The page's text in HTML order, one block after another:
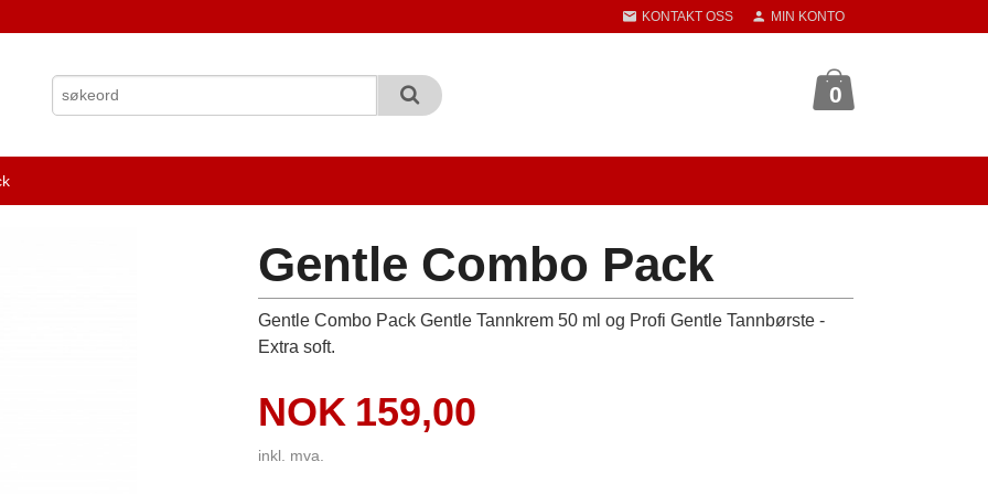
KONTAKT OSS MIN KONTO
0
Gentle Combo Pack
Gentle Combo Pack Gentle Tannkrem 50 ml og Profi Gentle Tannbørste -
Extra soft.
Pris
NOK 159,00
inkl. mva.